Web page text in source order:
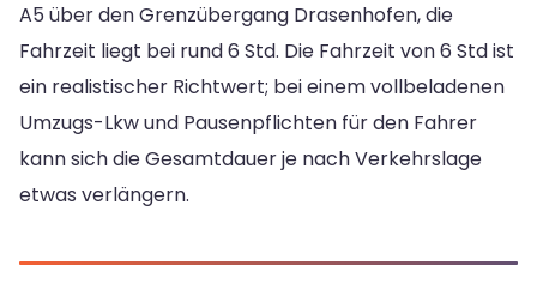
A5 über den Grenzübergang Drasenhofen, die
Fahrzeit liegt bei rund 6 Std. Die Fahrzeit von 6 Std ist
ein realistischer Richtwert; bei einem vollbeladenen
Umzugs-Lkw und Pausenpflichten für den Fahrer
kann sich die Gesamtdauer je nach Verkehrslage
etwas verlängern.